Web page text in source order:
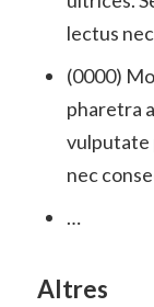
lectus
(0000)
pharetra
vulputate
nec
…
Altres